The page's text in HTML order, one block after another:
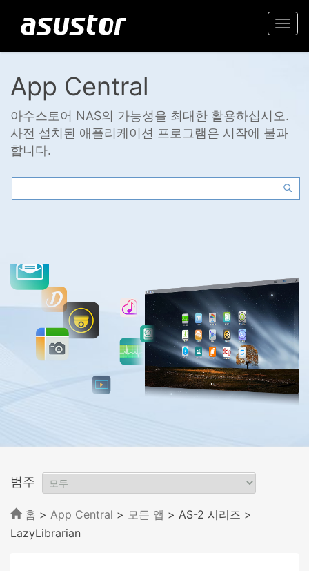
App Central
아수스토어 NAS의 가능성을 최대한 활용하십시오.
사전 설치된 애플리케이션 프로그램은 시작에 불과
합니다.
범주
홈 > App Central > 모든 앱 > AS-2 시리즈 >
LazyLibrarian